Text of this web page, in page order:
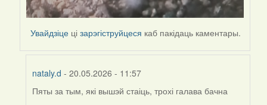
Увайдзіце цізарэгіструйцеся каб пакідаць каментары.
nataly.d - 20.05.2026 - 11:57
In
Пяты за тым, які вышэй стаіць, трохі галава бачна